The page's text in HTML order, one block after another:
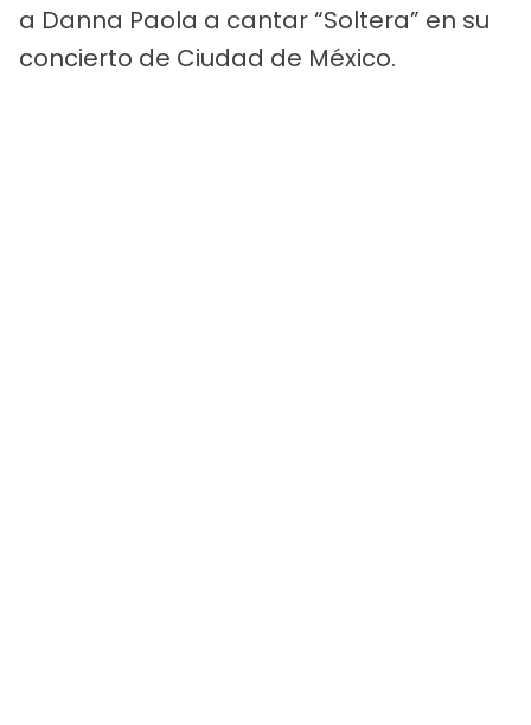
a Danna Paola a cantar “Soltera” en su
concierto de Ciudad de México.